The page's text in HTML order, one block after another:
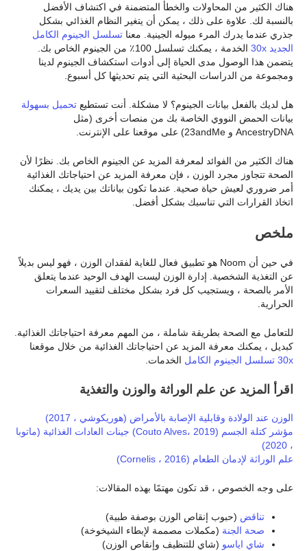
هناك الكثير من المحاولات والخطأ المتضمنة في اكتشاف الأفضل
بالنسبة لك. علاوة على ذلك ، يمكن أن يتغير النظام الغذائي بشكل
جذري عندما يدرك المرء ميوله الجينية. معنا تسلسل الجينوم الكامل
الجديد 30x
الخدمة ، يمكنك تسلسل 100٪ من الجينوم الخاص بك.
يتضمن هذا الوصول مدى الحياة إلى أدوات استكشاف الجينوم لدينا
ومجموعة من الدراسات البحثية التي يتم تحديثها كل أسبوع.
هل لديك بالفعل بيانات الجينوم؟ لا مشكلة. أنت تستطيع تحميل بسهولة
بيانات الحمض النووي الخاصة بك من منصات أخرى (مثل
AncestryDNA و 23andMe) على موقعنا على الإنترنت.
هناك الكثير من الفوائد لمعرفة المزيد عن الجينوم الخاص بك. نظرًا لأن
الصحة تتجاوز مجرد الوزن ، فإن معرفة المزيد عن احتياجاتك الغذائية
أمر ضروري لعيش حياة صحية. عندما تكون بياناتك بين يديك ، يمكنك
اتخاذ القرارات التي تناسبك بشكل أفضل.
ملخص
في حين أن Noom هو تطبيق فعال للغاية لفقدان الوزن ، فهو ليس بديلاً
عن التغذية الشخصية. إدارة الوزن ليست الهدف الوحيد عندما يتعلق
الأمر بالصحة ، ويستجيب كل فرد بشكل مختلف لتقييد السعرات
الحرارية.
للتعامل مع الصحة بطريقة شاملة ، من المهم معرفة احتياجاتك الغذائية.
كبديل ، يمكنك معرفة المزيد عن احتياجاتك الغذائية من خلال موقعنا
30x تسلسل الجينوم الكامل
الخدمات.
اقرأ المزيد عن علم الوراثة والوزن والتغذية
الوزن عند الولادة وقابلية الإصابة بالأمراض (هوريكوشي ، 2017)
مؤشر كتلة الجسم (Couto Alves، 2019)
جينات العادات الغذائية (ماتوبا
، 2020)
علم الوراثة لإدمان الطعام (Cornelis ، 2016)
على وجه الخصوص ، قد تكون مهتمًا بهذه المقالات:
تناقض (حبوب إنقاص الوزن بوصفة طبية)
صحة الجنة (مكملات مصممة لإبطاء الشيخوخة)
شاي اياسو (شاي للتنظيف وإنقاص الوزن)